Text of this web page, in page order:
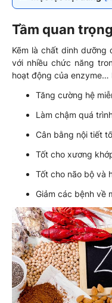
Tầm quan
Kẽm là chất dinh
với nhiều chức năng
hoạt động của enzyme…
Tăng cường hệ
Làm chậm quá
Cân bằng nội tiết tố
Tốt cho xương
Tốt cho não bộ và
Giảm các bệnh về